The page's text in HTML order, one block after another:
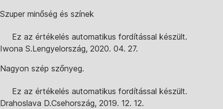
Szuper minőség és színek
Ez az értékelés automatikus fordítással készült.
Iwona S.Lengyelország, 2020. 04. 27.
Nagyon szép szőnyeg.
Ez az értékelés automatikus fordítással készült.
Drahoslava D.Csehország, 2019. 12. 12.